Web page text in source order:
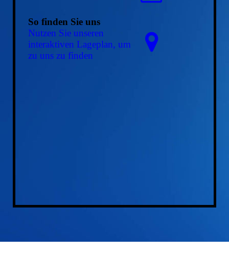
So finden Sie uns
Nutzen Sie unseren
interaktiven La­ge­plan, um
zu uns zu finden